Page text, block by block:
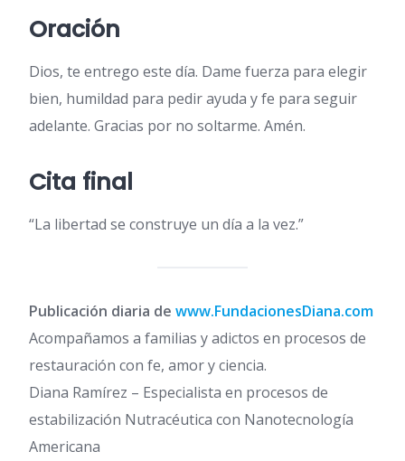
Oración
Dios, te entrego este día. Dame fuerza para elegir
bien, humildad para pedir ayuda y fe para seguir
adelante. Gracias por no soltarme. Amén.
Cita final
“La libertad se construye un día a la vez.”
Publicación diaria de www.FundacionesDiana.com
Acompañamos a familias y adictos en procesos de
restauración con fe, amor y ciencia.
Diana Ramírez – Especialista en procesos de
estabilización Nutracéutica con Nanotecnología
Americana